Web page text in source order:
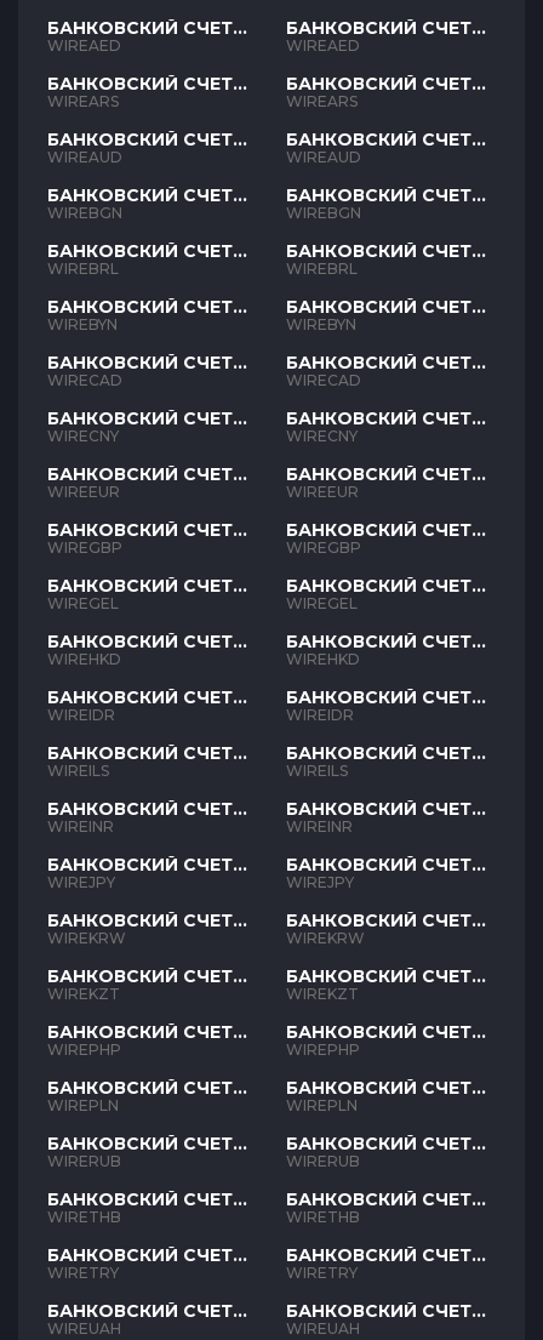
БАНКОВСКИЙ СЧЕТ
AED
WIREAED
БАНКОВСКИЙ СЧЕТ
ARS
WIREARS
БАНКОВСКИЙ СЧЕТ
AUD
WIREAUD
БАНКОВСКИЙ СЧЕТ
BGN
WIREBGN
БАНКОВСКИЙ СЧЕТ
BRL
WIREBRL
БАНКОВСКИЙ СЧЕТ
BYN
WIREBYN
БАНКОВСКИЙ СЧЕТ
CAD
WIRECAD
БАНКОВСКИЙ СЧЕТ
CNY
WIRECNY
БАНКОВСКИЙ СЧЕТ
EUR
WIREEUR
БАНКОВСКИЙ СЧЕТ
GBP
WIREGBP
БАНКОВСКИЙ СЧЕТ
GEL
WIREGEL
БАНКОВСКИЙ СЧЕТ
HKD
WIREHKD
БАНКОВСКИЙ СЧЕТ
IDR
WIREIDR
БАНКОВСКИЙ СЧЕТ
ILS
WIREILS
БАНКОВСКИЙ СЧЕТ
INR
WIREINR
БАНКОВСКИЙ СЧЕТ
JPY
WIREJPY
БАНКОВСКИЙ СЧЕТ
KRW
WIREKRW
БАНКОВСКИЙ СЧЕТ
KZT
WIREKZT
БАНКОВСКИЙ СЧЕТ
PHP
WIREPHP
БАНКОВСКИЙ СЧЕТ
PLN
WIREPLN
БАНКОВСКИЙ СЧЕТ
RUB
WIRERUB
БАНКОВСКИЙ СЧЕТ
THB
WIRETHB
БАНКОВСКИЙ СЧЕТ
TRY
WIRETRY
БАНКОВСКИЙ СЧЕТ
UAH
WIREUAH
БАНКОВСКИЙ СЧЕТ
AED
WIREAED
БАНКОВСКИЙ СЧЕТ
ARS
WIREARS
БАНКОВСКИЙ СЧЕТ
AUD
WIREAUD
БАНКОВСКИЙ СЧЕТ
BGN
WIREBGN
БАНКОВСКИЙ СЧЕТ
BRL
WIREBRL
БАНКОВСКИЙ СЧЕТ
BYN
WIREBYN
БАНКОВСКИЙ СЧЕТ
CAD
WIRECAD
БАНКОВСКИЙ СЧЕТ
CNY
WIRECNY
БАНКОВСКИЙ СЧЕТ
EUR
WIREEUR
БАНКОВСКИЙ СЧЕТ
GBP
WIREGBP
БАНКОВСКИЙ СЧЕТ
GEL
WIREGEL
БАНКОВСКИЙ СЧЕТ
HKD
WIREHKD
БАНКОВСКИЙ СЧЕТ
IDR
WIREIDR
БАНКОВСКИЙ СЧЕТ
ILS
WIREILS
БАНКОВСКИЙ СЧЕТ
INR
WIREINR
БАНКОВСКИЙ СЧЕТ
JPY
WIREJPY
БАНКОВСКИЙ СЧЕТ
KRW
WIREKRW
БАНКОВСКИЙ СЧЕТ
KZT
WIREKZT
БАНКОВСКИЙ СЧЕТ
PHP
WIREPHP
БАНКОВСКИЙ СЧЕТ
PLN
WIREPLN
БАНКОВСКИЙ СЧЕТ
RUB
WIRERUB
БАНКОВСКИЙ СЧЕТ
THB
WIRETHB
БАНКОВСКИЙ СЧЕТ
TRY
WIRETRY
БАНКОВСКИЙ СЧЕТ
UAH
WIREUAH